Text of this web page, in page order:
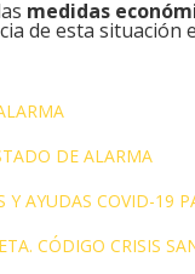
medidas
de esta
DE ALARMA
Y AYUDAS COVID-19
CÓDIGO CRISIS